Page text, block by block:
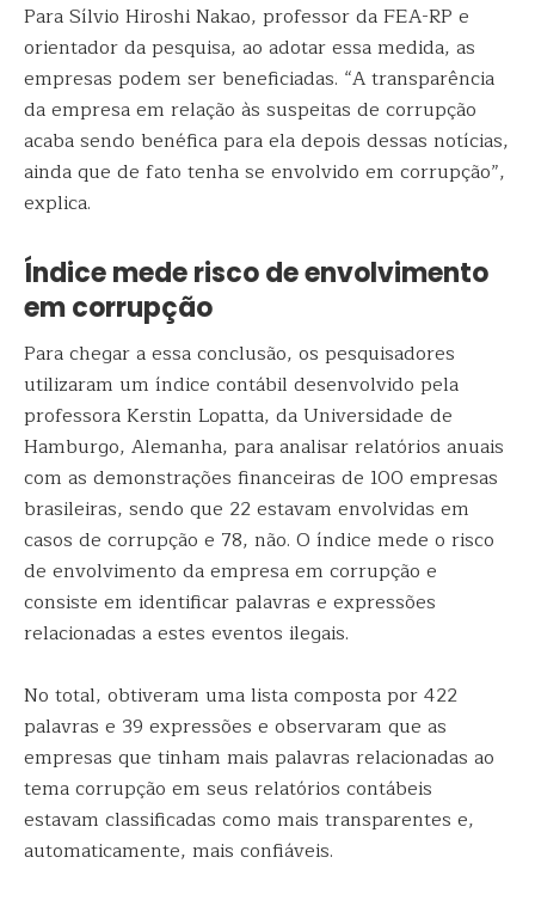
Para Sílvio Hiroshi Nakao, professor da FEA-RP e
orientador da pesquisa, ao adotar essa medida, as
empresas podem ser beneficiadas. “A transparência
da empresa em relação às suspeitas de corrupção
acaba sendo benéfica para ela depois dessas notícias,
ainda que de fato tenha se envolvido em corrupção”,
explica.
Índice mede risco de envolvimento
em corrupção
Para chegar a essa conclusão, os pesquisadores
utilizaram um índice contábil desenvolvido pela
professora Kerstin Lopatta, da Universidade de
Hamburgo, Alemanha, para analisar relatórios anuais
com as demonstrações financeiras de 100 empresas
brasileiras, sendo que 22 estavam envolvidas em
casos de corrupção e 78, não. O índice mede o risco
de envolvimento da empresa em corrupção e
consiste em identificar palavras e expressões
relacionadas a estes eventos ilegais.
No total, obtiveram uma lista composta por 422
palavras e 39 expressões e observaram que as
empresas que tinham mais palavras relacionadas ao
tema corrupção em seus relatórios contábeis
estavam classificadas como mais transparentes e,
automaticamente, mais confiáveis.